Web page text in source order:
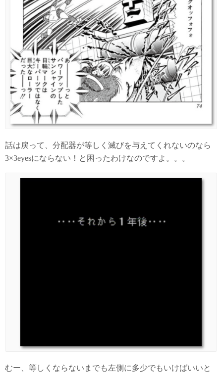
話は戻って、分配器が等しく滅びを与えてくれないのなら
3×3eyesにならない！と困ったわけなのですよ。。。
むー、等しくならないまでも左側に多少でもいけばいいと